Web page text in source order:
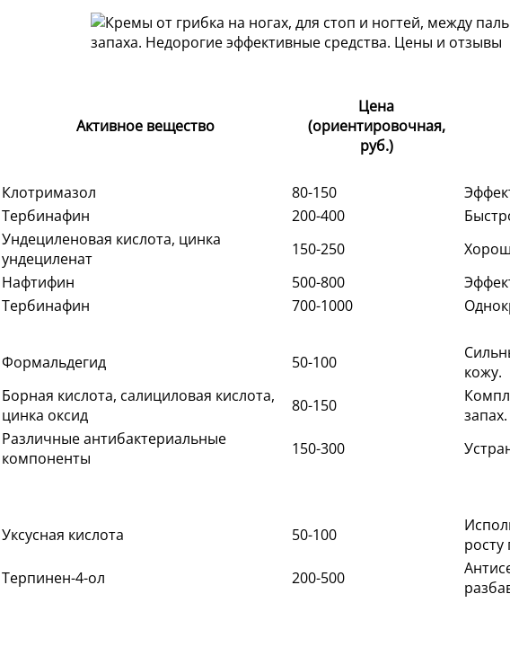
Активное вещество
Цена
(ориентировочная,
руб.)
Клотримазол 80-150
Тербинафин 200-400
Ундециленовая кислота, цинка
ундециленат
150-250
Нафтифин 500-800
Тербинафин 700-1000
Формальдегид 50-100
кожу.
Борная кислота, салициловая кислота,
цинка оксид
80-150
запах.
Различные антибактериальные
компоненты
150-300
Уксусная кислота 50-100
росту
Терпинен-4-ол 200-500